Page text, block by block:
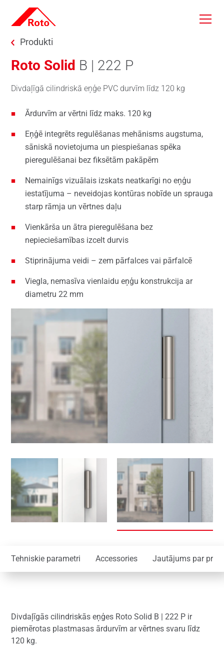
Skip to main content
You are here:
Produkti
Roto Solid B | 222 P
Divdaļīgā cilindriskā eņģe PVC durvīm līdz 120 kg
Ārdurvīm ar vērtni līdz maks. 120 kg
Eņģē integrēts regulēšanas mehānisms augstuma,
sāniskā novietojuma un piespiešanas spēka
pieregulēšanai bez fiksētām pakāpēm
Nemainīgs vizuālais izskats neatkarīgi no eņģu
iestatījuma – neveidojas kontūras nobīde un sprauga
starp rāmja un vērtnes daļu
Vienkārša un ātra pieregulēšana bez
nepieciešamības izcelt durvis
Stiprinājuma veidi – zem pārfalces vai pārfalcē
Viegla, nemasīva vienlaidu eņģu konstrukcija ar
diametru 22 mm
Tehniskie parametri Accessories Jautājums par
Divdaļīgās cilindriskās eņģes Roto Solid B | 222 P ir
piemērotas plastmasas ārdurvīm ar vērtnes svaru līdz
120 kg.